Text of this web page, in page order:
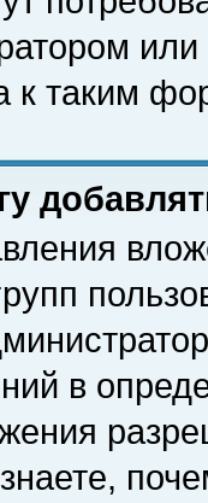
к таким
в